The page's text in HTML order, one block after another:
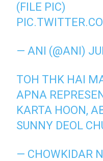
(FILE PIC)
— ANI (@ANI)
TOH THK HAI
APNA
KARTA HOON,
SUNNY DEOL
— CHOWKIDAR